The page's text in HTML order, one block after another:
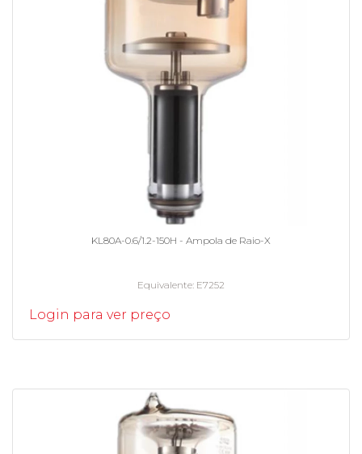
KL80A-0.6/1.2-150H - Ampola de Raio-X
Equivalente E7252
Login para ver preço